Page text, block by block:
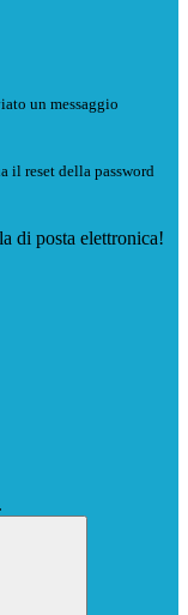
un messaggio
il reset della password
di posta elettronica!